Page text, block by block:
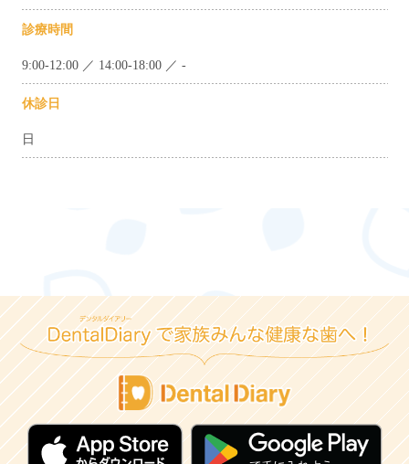
診療時間
9:00-12:00 ／ 14:00-18:00 ／ -
休診日
日